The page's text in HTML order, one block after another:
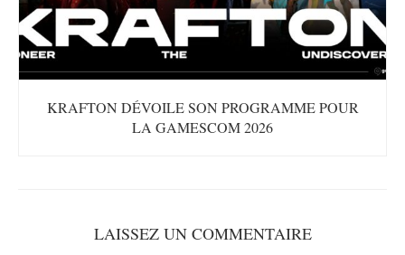
KRAFTON DÉVOILE SON PROGRAMME POUR
LA GAMESCOM 2026
LAISSEZ UN COMMENTAIRE